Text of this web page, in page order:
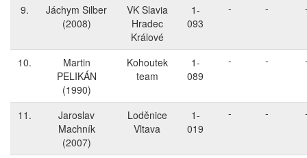
9.
Jáchym Silber
(2008)
VK Slavia
Hradec
Králové
1-
093
- -
10.
Martin
PELIKÁN
(1990)
Kohoutek
team
1-
089
- -
11.
Jaroslav
Machník
(2007)
Loděnice
Vltava
1-
019
- -